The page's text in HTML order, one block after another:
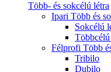
Több- és sokcélú létra
Ipari Több és
Sokcélú
Többcélú
Félprofi Több
Tribilo
Dubilo